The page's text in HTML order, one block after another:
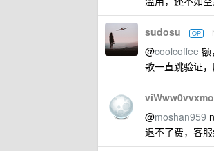
sudosu OP
@coolcoffee 额
歌一直跳验证
@moshan959
退不了费，客